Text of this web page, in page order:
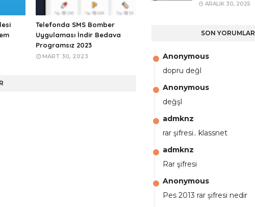
Telefonda SMS Bomber
Uygulaması İndir Bedava
Programsız 2023
MART 30, 2023
ARALIK 30, 2025
SON YORUMLAR
Anonymous
dopru değl
Anonymous
değşl
admknz
rar şifresi.. klassnet
admknz
Rar şifresi
Anonymous
Pes 2013 rar şifresi nedir